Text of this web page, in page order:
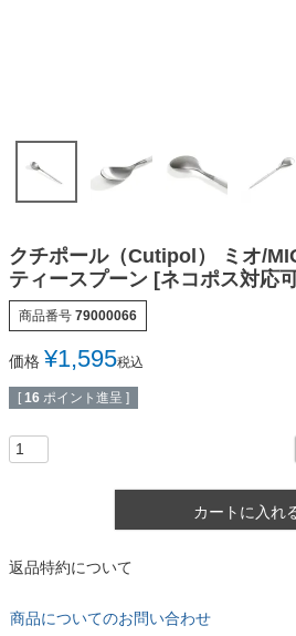
クチポール（Cutipol） ミオ/
ティースプーン [ネコポス対応
商品番号 79000066
価格 ¥1,595税込
[ 16 ポイント進呈 ]
カートに入れ
返品特約について
商品についてのお問い合わせ